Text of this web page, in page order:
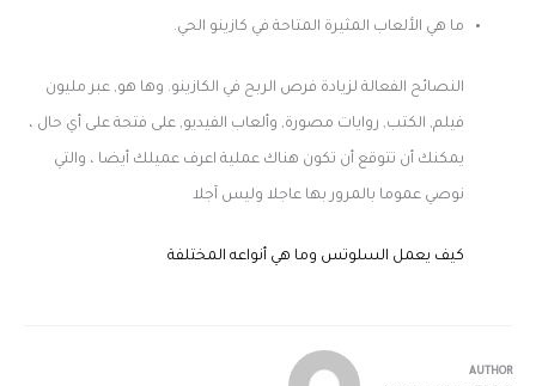
ما هي الألعاب المثيرة المتاحة في كازينو الحي.
النصائح الفعالة لزيادة فرص الربح في الكازينو. وها هو, عبر مليون
فيلم, الكتب, روايات مصورة, وألعاب الفيديو, على فتحة على أي حال ،
يمكنك أن تتوقع أن تكون هناك عملية اعرف عميلك أيضا ، والتي
نوصي عموما بالمرور بها عاجلا وليس آجلا
كيف يعمل السلوتس وما هي أنواعه المختلفة
AUTHOR